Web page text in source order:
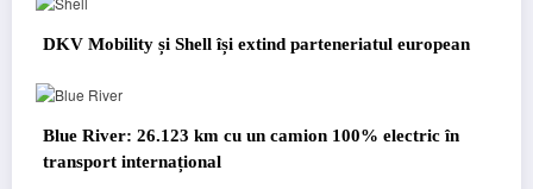
DKV Mobility și Shell își extind parteneriatul european
Blue River: 26.123 km cu un camion 100% electric în
transport internațional